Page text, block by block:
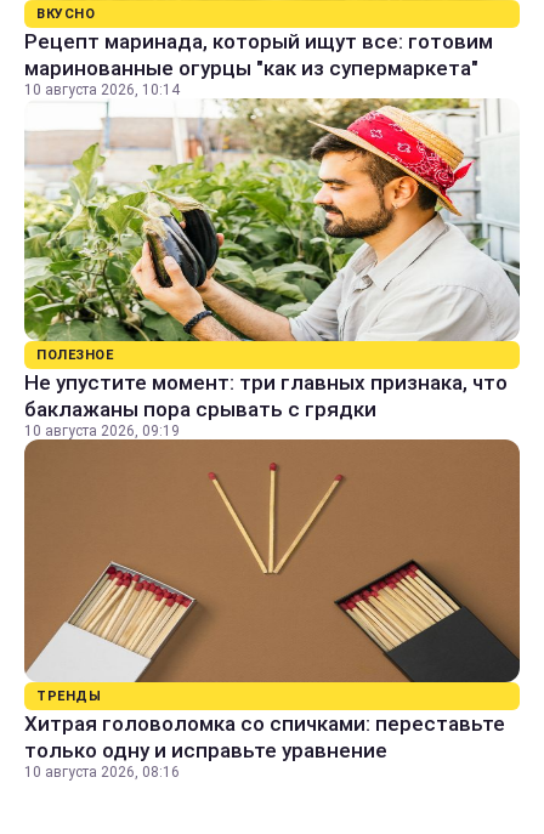
ВКУСНО
Рецепт маринада, который ищут все: готовим
маринованные огурцы "как из супермаркета"
10 августа 2026, 10:14
ПОЛЕЗНОЕ
Не упустите момент: три главных признака, что
баклажаны пора срывать с грядки
10 августа 2026, 09:19
ТРЕНДЫ
Хитрая головоломка со спичками: переставьте
только одну и исправьте уравнение
10 августа 2026, 08:16